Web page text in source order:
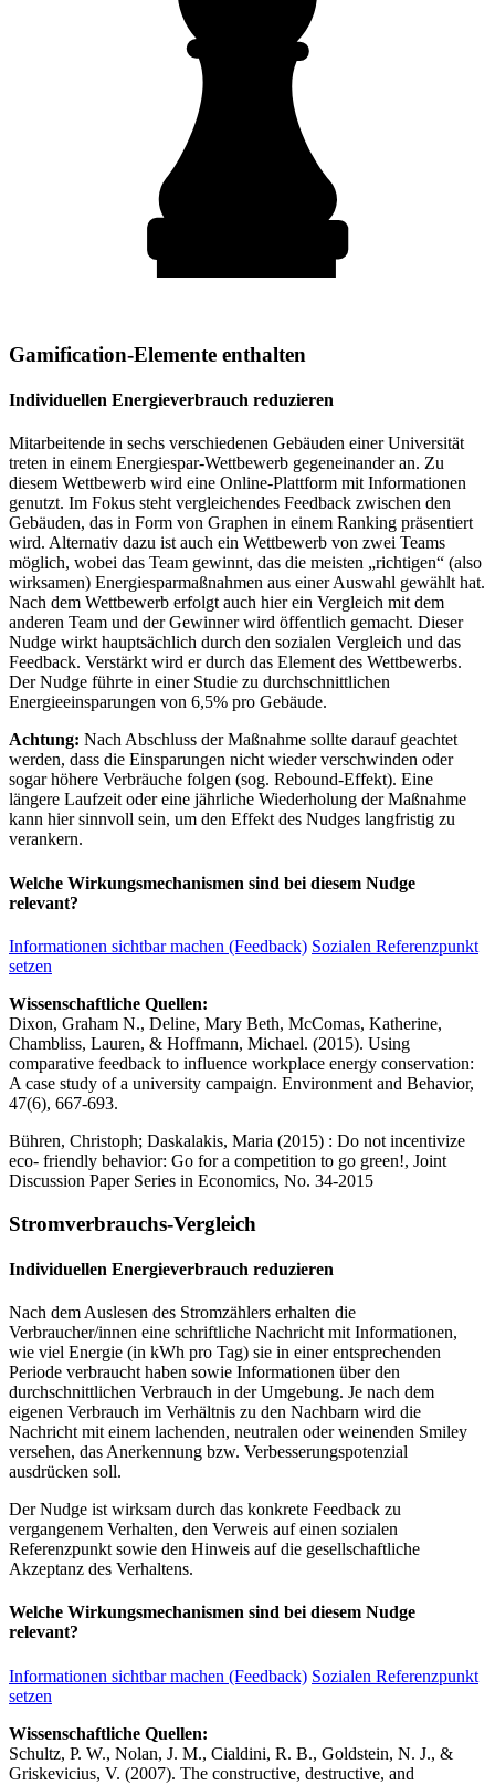
Gamification-Elemente enthalten
Individuellen Energieverbrauch reduzieren
Mitarbeitende in sechs verschiedenen Gebäuden einer Universität
treten in einem Energiespar-Wettbewerb gegeneinander an. Zu
diesem Wettbewerb wird eine Online-Plattform mit Informationen
genutzt. Im Fokus steht vergleichendes Feedback zwischen den
Gebäuden, das in Form von Graphen in einem Ranking präsentiert
wird. Alternativ dazu ist auch ein Wettbewerb von zwei Teams
möglich, wobei das Team gewinnt, das die meisten „richtigen“ (also
wirksamen) Energiesparmaßnahmen aus einer Auswahl gewählt hat.
Nach dem Wettbewerb erfolgt auch hier ein Vergleich mit dem
anderen Team und der Gewinner wird öffentlich gemacht. Dieser
Nudge wirkt hauptsächlich durch den sozialen Vergleich und das
Feedback. Verstärkt wird er durch das Element des Wettbewerbs.
Der Nudge führte in einer Studie zu durchschnittlichen
Energieeinsparungen von 6,5% pro Gebäude.
Achtung: Nach Abschluss der Maßnahme sollte darauf geachtet
werden, dass die Einsparungen nicht wieder verschwinden oder
sogar höhere Verbräuche folgen (sog. Rebound-Effekt). Eine
längere Laufzeit oder eine jährliche Wiederholung der Maßnahme
kann hier sinnvoll sein, um den Effekt des Nudges langfristig zu
verankern.
Welche Wirkungsmechanismen sind bei diesem Nudge
relevant?
Informationen sichtbar machen (Feedback) Sozialen Referenzpunkt
setzen
Wissenschaftliche Quellen:
Dixon, Graham N., Deline, Mary Beth, McComas, Katherine,
Chambliss, Lauren, & Hoffmann, Michael. (2015). Using
comparative feedback to influence workplace energy conservation:
A case study of a university campaign. Environment and Behavior,
47(6), 667-693.
Bühren, Christoph; Daskalakis, Maria (2015) : Do not incentivize
eco- friendly behavior: Go for a competition to go green!, Joint
Discussion Paper Series in Economics, No. 34-2015
Stromverbrauchs-Vergleich
Individuellen Energieverbrauch reduzieren
Nach dem Auslesen des Stromzählers erhalten die
Verbraucher/innen eine schriftliche Nachricht mit Informationen,
wie viel Energie (in kWh pro Tag) sie in einer entsprechenden
Periode verbraucht haben sowie Informationen über den
durchschnittlichen Verbrauch in der Umgebung. Je nach dem
eigenen Verbrauch im Verhältnis zu den Nachbarn wird die
Nachricht mit einem lachenden, neutralen oder weinenden Smiley
versehen, das Anerkennung bzw. Verbesserungspotenzial
ausdrücken soll.
Der Nudge ist wirksam durch das konkrete Feedback zu
vergangenem Verhalten, den Verweis auf einen sozialen
Referenzpunkt sowie den Hinweis auf die gesellschaftliche
Akzeptanz des Verhaltens.
Welche Wirkungsmechanismen sind bei diesem Nudge
relevant?
Informationen sichtbar machen (Feedback) Sozialen Referenzpunkt
setzen
Wissenschaftliche Quellen:
Schultz, P. W., Nolan, J. M., Cialdini, R. B., Goldstein, N. J., &
Griskevicius, V. (2007). The constructive, destructive, and